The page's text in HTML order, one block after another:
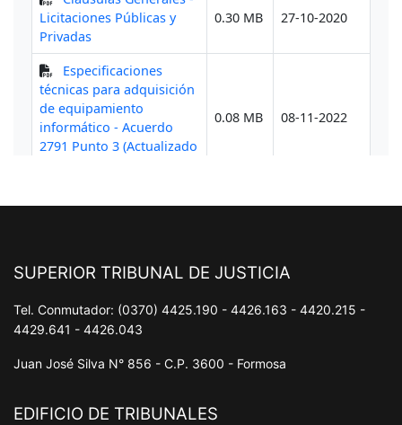
SUPERIOR TRIBUNAL DE JUSTICIA
Tel. Conmutador: (0370) 4425.190 - 4426.163 - 4420.215 -
4429.641 - 4426.043
Juan José Silva N° 856 - C.P. 3600 - Formosa
EDIFICIO DE TRIBUNALES